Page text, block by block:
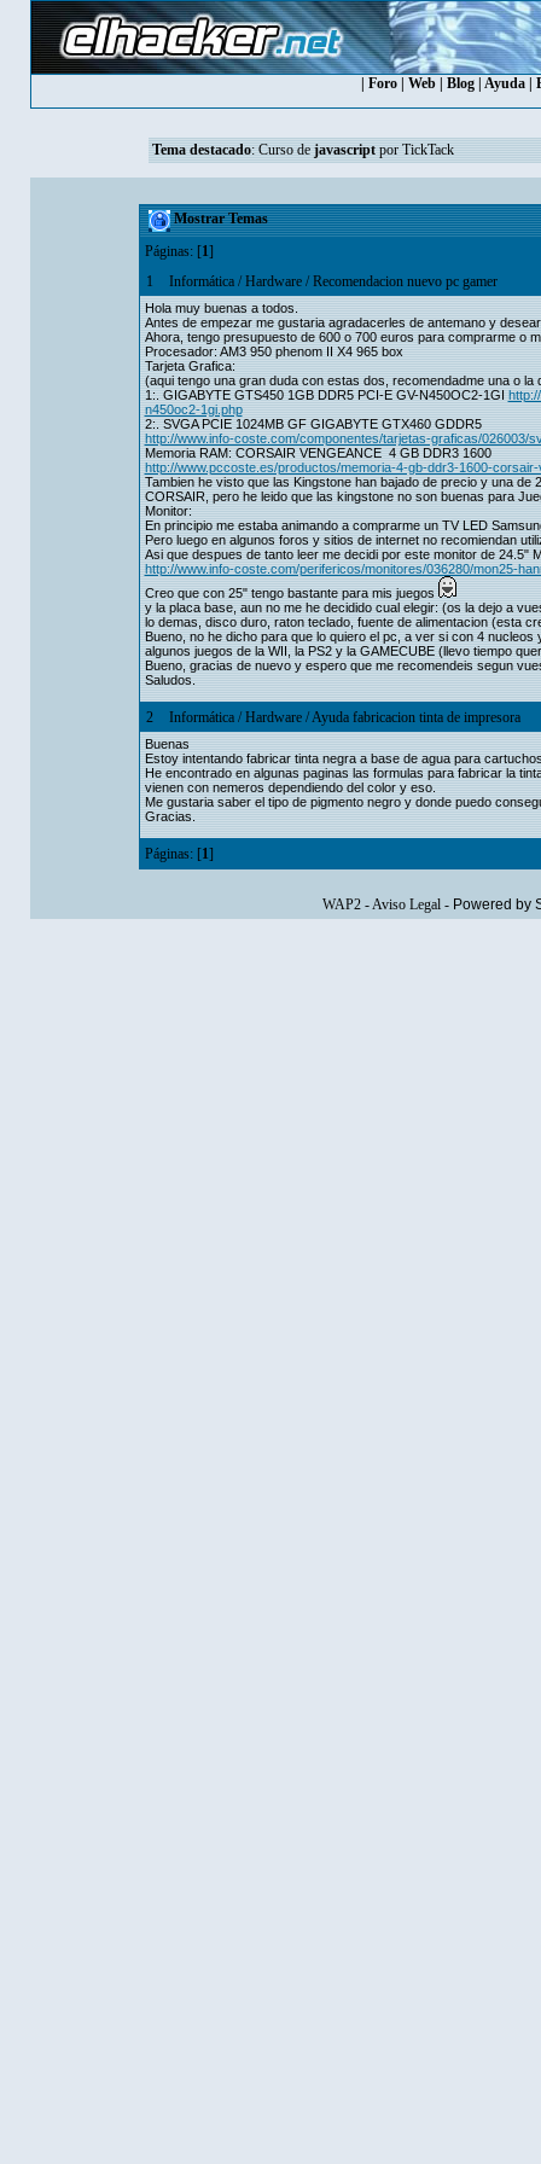
Foro| Web| Blog| Ayuda|
Tema destacado: Curso de javascriptpor TickTack
Mostrar Temas
Páginas: [1]
1
Informática/Hardware/Recomendacion nuevo pc gamer
Hola muy buenas a todos.
Antes de empezar me gustaria agradacerles de antemano y
Ahora, tengo presupuesto de 600 o 700 euros para comprarme o
Procesador: AM3 950 phenom II X4 965 box
Tarjeta Grafica:
(aqui tengo una gran duda con estas dos, recomendadme una o la
1:. GIGABYTE GTS450 1GB DDR5 PCI-E GV-N450OC2-1GI
n450oc2-1gi.php
2:. SVGA PCIE 1024MB GF GIGABYTE GTX460 GDDR5
http://www.info-coste.com/componentes/tarjetas-graficas/026003/
Memoria RAM: CORSAIR VENGEANCE 4 GB DDR3 1600
http://www.pccoste.es/productos/memoria-4-gb-ddr3-1600-
Tambien he visto que las Kingstone han bajado de precio y una
CORSAIR, pero he leido que las kingstone no son buenas para
Monitor:
En principio me estaba animando a comprarme un TV LED
Pero luego en algunos foros y sitios de internet no recomiendan
Asi que despues de tanto leer me decidi por este monitor de 24.5"
http://www.info-coste.com/perifericos/monitores/036280/mon25-
Creo que con 25" tengo bastante para mis juegos
y la placa base, aun no me he decidido cual elegir: (os la dejo a
lo demas, disco duro, raton teclado, fuente de alimentacion (esta
Bueno, no he dicho para que lo quiero el pc, a ver si con 4
algunos juegos de la WII, la PS2 y la GAMECUBE (llevo tiempo
Bueno, gracias de nuevo y espero que me recomendeis segun
Saludos.
2 Informática/Hardware/Ayuda fabricacion tinta de impresora
Buenas
Estoy intentando fabricar tinta negra a base de agua para
He encontrado en algunas paginas las formulas para fabricar la
vienen con nemeros dependiendo del color y eso.
Me gustaria saber el tipo de pigmento negro y donde puedo
Gracias.
Páginas: [1]
WAP2-Aviso Legal- Powered by